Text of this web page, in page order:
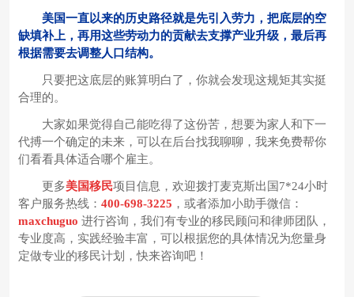
美国一直以来的历史路径就是先引入劳力，把底层的空
缺填补上，再用这些劳动力的贡献去支撑产业升级，最后再
根据需要去调整人口结构。
只要把这底层的账算明白了，你就会发现这规矩其实挺
合理的。
大家如果觉得自己能吃得了这份苦，想要为家人和下一
代搏一个确定的未来，可以在后台找我聊聊，我来免费帮你
们看看具体适合哪个雇主。
更多美国移民项目信息，欢迎拨打麦克斯出国7*24小时
客户服务热线：400-698-3225 ，或者添加小助手微信：
maxchuguo进行咨询，我们有专业的移民顾问和律师团队，
专业度高，实践经验丰富，可以根据您的具体情况为您量身
定做专业的移民计划，快来咨询吧！